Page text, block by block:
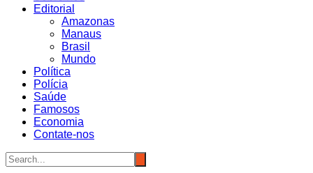
Editorial
Amazonas
Manaus
Brasil
Mundo
Política
Polícia
Saúde
Famosos
Economia
Contate-nos